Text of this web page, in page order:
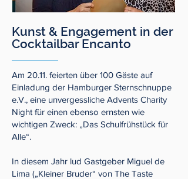
Kunst & Engagement in der
Cocktailbar Encanto
Am 20.11. feierten über 100 Gäste auf
Einladung der Hamburger Sternschnuppe
e.V., eine unvergessliche Advents Charity
Night für einen ebenso ernsten wie
wichtigen Zweck: „Das Schulfrühstück für
Alle“.
In diesem Jahr lud Gastgeber Miguel de
Lima („Kleiner Bruder“ von The Taste